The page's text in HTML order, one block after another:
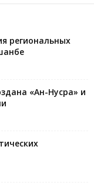
региональных
«Ан-Нусра» и